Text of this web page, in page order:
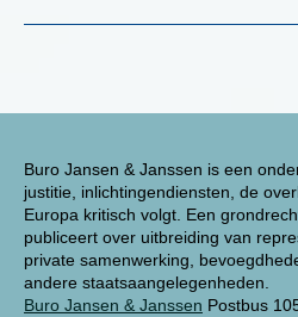
Buro Jansen & Janssen is een
justitie, inlichtingendiensten, de
Europa kritisch volgt. Een
publiceert over uitbreiding van
private samenwerking,
andere staatsaangelegenheden.
Buro Jansen & Janssen Postbus